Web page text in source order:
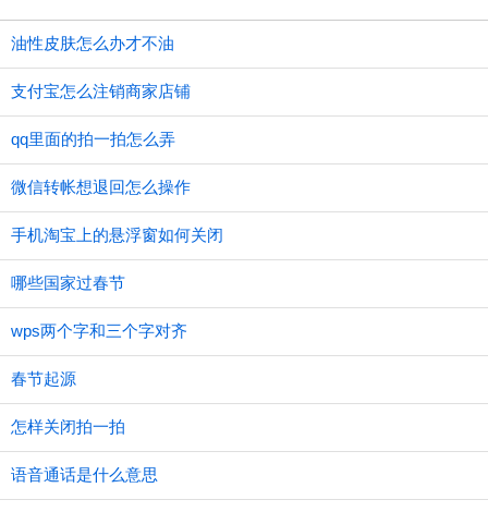
油性皮肤怎么办才不油
支付宝怎么注销商家店铺
qq里面的拍一拍怎么弄
微信转帐想退回怎么操作
手机淘宝上的悬浮窗如何关闭
哪些国家过春节
wps两个字和三个字对齐
春节起源
怎样关闭拍一拍
语音通话是什么意思